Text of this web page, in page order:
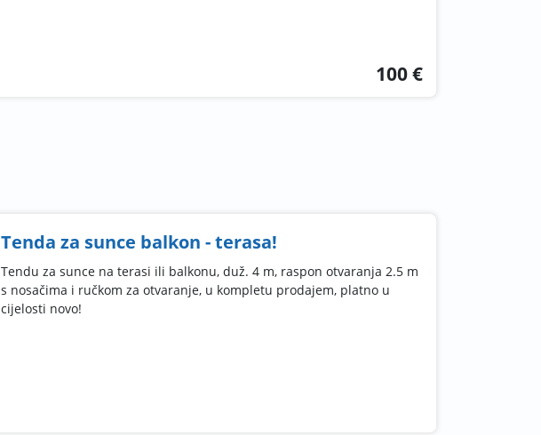
100 €
Tenda za sunce balkon - terasa!
Tendu za sunce na terasi ili balkonu, duž. 4 m, raspon otvaranja 2.5 m
s nosačima i ručkom za otvaranje, u kompletu prodajem, platno u
cijelosti novo!